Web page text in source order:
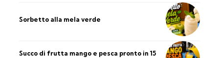
Sorbetto alla mela verde
Succo di frutta mango e pesca pronto in 15